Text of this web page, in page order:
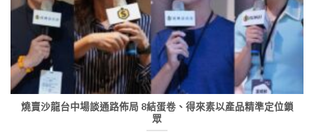
燒賣沙龍台中場談通路佈局 8結蛋卷、得來素以產品精準定位鎖
眾